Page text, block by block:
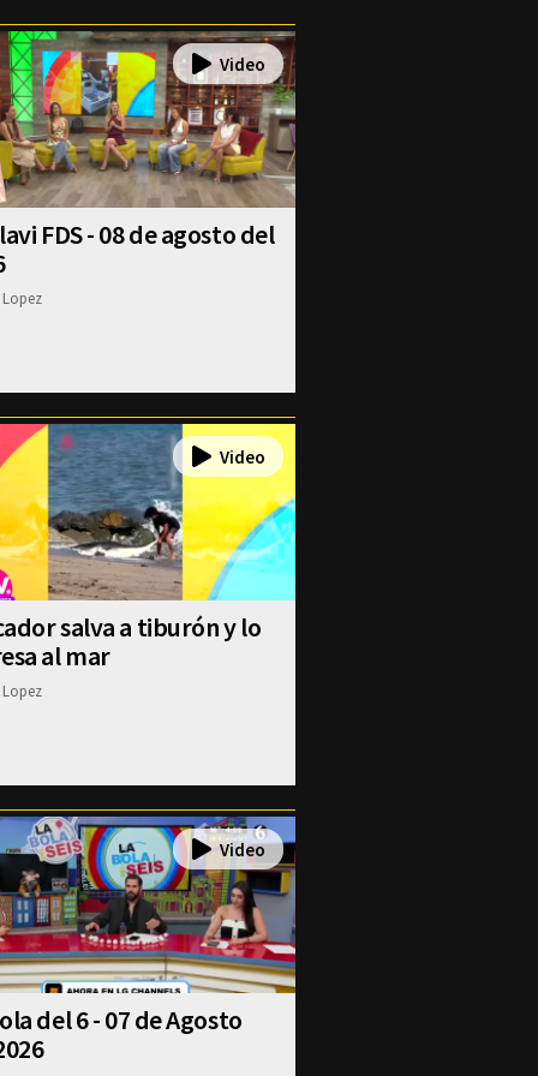
FDS - 08 de agosto del
salva a tiburón y lo
al mar
del 6 - 07 de Agosto